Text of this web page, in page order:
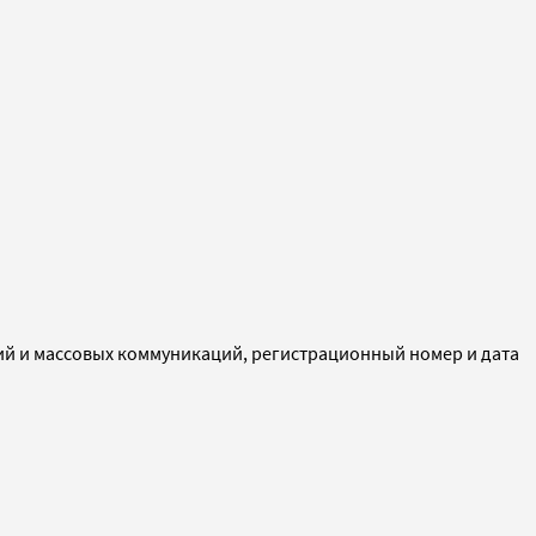
и массовых коммуникаций, регистрационный номер и дата